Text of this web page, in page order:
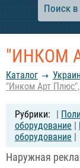
"ИНКОМ
Каталог
"Инком Арт
|
оборудование |
оборудование |
Наружная